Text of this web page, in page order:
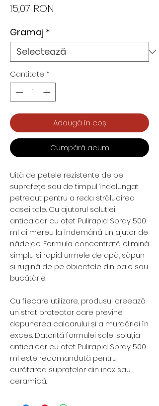
15,07 RON
Gramaj *
Cantitate *
Adaugă în coș
Cumpără acum
Uită de petele rezistente de pe
suprafețe sau de timpul îndelungat
petrecut pentru a reda strălucirea
casei tale. Cu ajutorul soluției
anticalcar cu oțet Pulirapid Spray 500
ml ai mereu la îndemână un ajutor de
nădejde. Formula concentrată elimină
simplu și rapid urmele de apă, săpun
și rugină de pe obiectele din baie sau
bucătărie.
Cu fiecare utilizare, produsul creează
un strat protector care previne
depunerea calcarului și a murdăriei în
exces. Datorită formulei sale, soluția
anticalcar cu oțet Pulirapid Spray 500
ml este recomandată pentru
curățarea suprațelor din inox sau
ceramică.